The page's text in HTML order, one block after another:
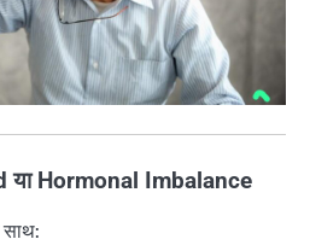
या Hormonal Imbalance